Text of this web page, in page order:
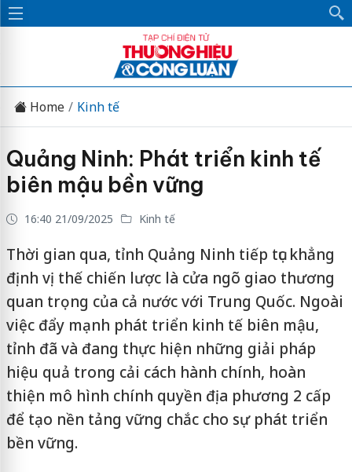
Home Kinh tế
Quảng Ninh: Phát triển kinh tế
biên mậu bền vững
16:40 21/09/2025 Kinh tế
Thời gian qua, tỉnh Quảng Ninh tiếp tục khẳng
định vị thế chiến lược là cửa ngõ giao thương
quan trọng của cả nước với Trung Quốc. Ngoài
việc đẩy mạnh phát triển kinh tế biên mậu,
tỉnh đã và đang thực hiện những giải pháp
hiệu quả trong cải cách hành chính, hoàn
thiện mô hình chính quyền địa phương 2 cấp
để tạo nền tảng vững chắc cho sự phát triển
bền vững.